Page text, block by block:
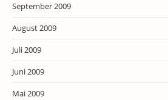
September 2009
August 2009
Juli 2009
Juni 2009
Mai 2009